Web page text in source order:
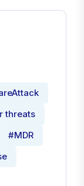
threats
#MDR